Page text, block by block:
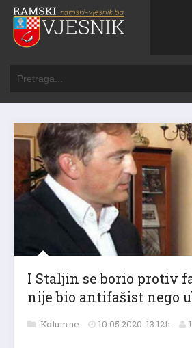
I Staljin se borio protiv
nije bio antifašist nego
Kolumne 10.05.2020. 13:12h